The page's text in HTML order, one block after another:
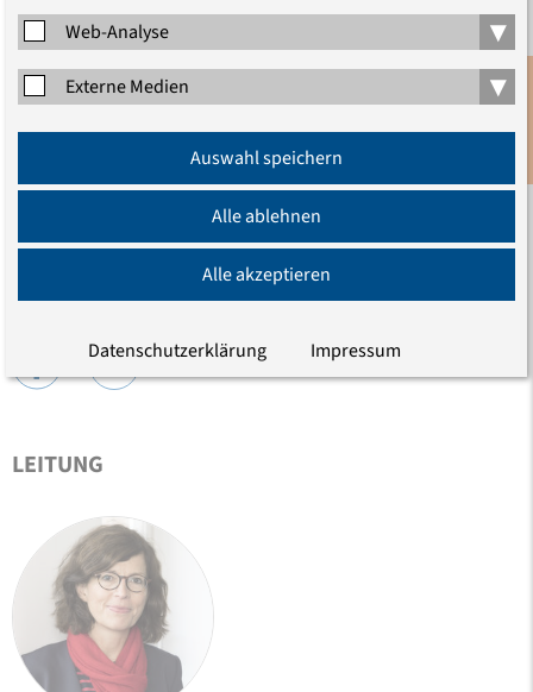
LEITUNG
Anmeldung
Web-Analyse ▾
Externe Medien ▾
Auswahl speichern
Alle ablehnen
Alle akzeptieren
Datenschutzerklärung Impressum